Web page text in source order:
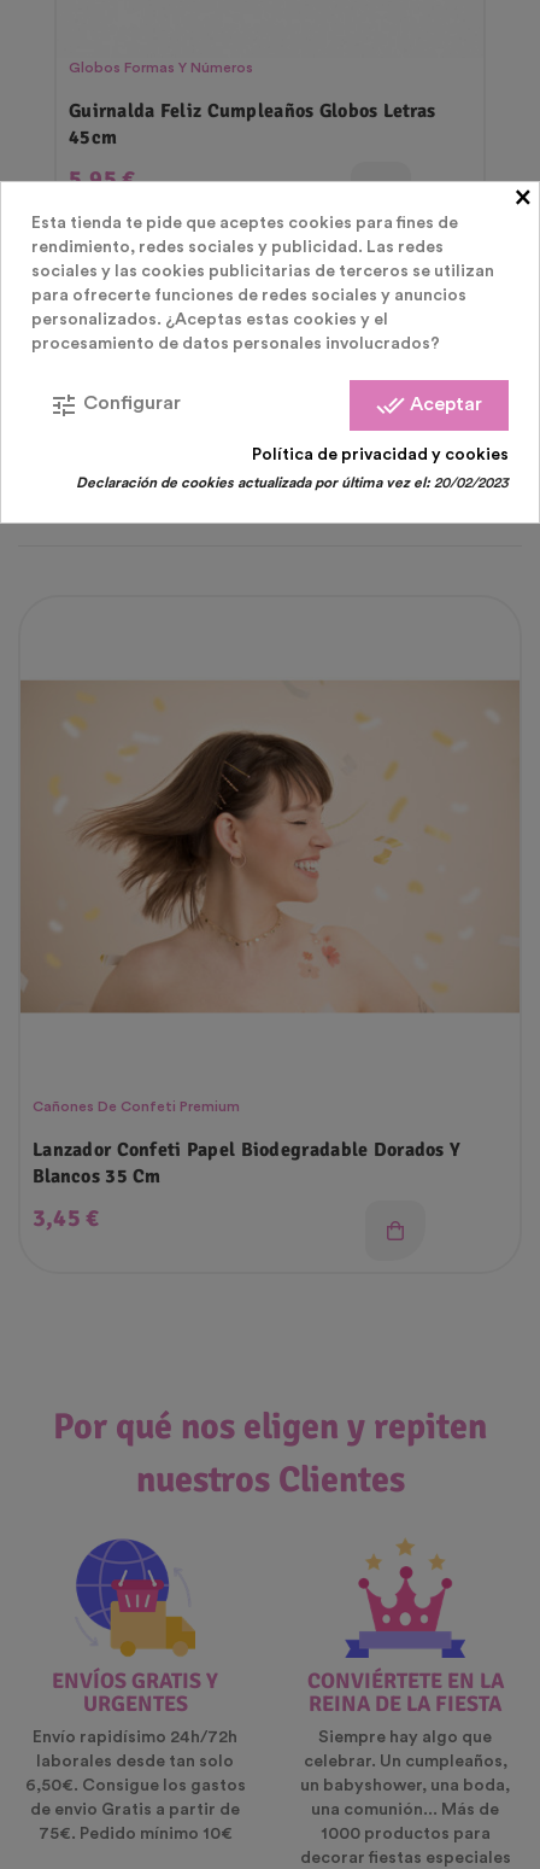
Globos Formas Y Números
Guirnalda Feliz Cumpleaños Globos Letras
45cm
Precio
5,95 €
LOS CLIENTES QUE COMPRARON ESTE
PRODUCTO TAMBIÉN HAN COMPRADO:
Cañones De Confeti Premium
Lanzador Confeti Papel Biodegradable Dorados Y
Blancos 35 Cm
Precio
3,45 €
Por qué nos eligen y repiten
nuestros Clientes
ENVÍOS GRATIS Y
URGENTES
Envío rapidísimo 24h/72h
laborales desde tan solo
6,50€. Consigue los gastos
de envio Gratis a partir de
75€. Pedido mínimo 10€
CONVIÉRTETE EN LA
REINA DE LA FIESTA
Siempre hay algo que
celebrar. Un cumpleaños,
un babyshower, una boda,
una comunión... Más de
1000 productos para
decorar fiestas especiales
×
Esta tienda te pide que aceptes cookies para fines de
rendimiento, redes sociales y publicidad. Las redes
sociales y las cookies publicitarias de terceros se utilizan
para ofrecerte funciones de redes sociales y anuncios
personalizados. ¿Aceptas estas cookies y el
procesamiento de datos personales involucrados?
done_all Aceptar
tune Configurar
Política de privacidad y cookies
Declaración de cookies actualizada por última vez el:20/02/2023